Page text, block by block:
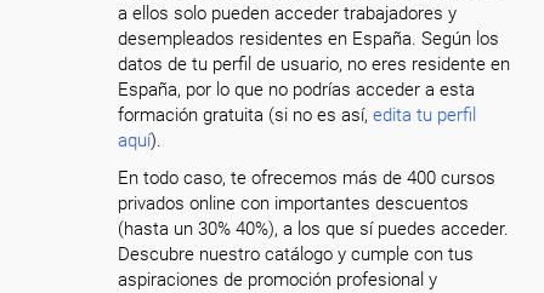
a ellos solo pueden acceder trabajadores y
desempleados residentes en España. Según los
datos de tu perfil de usuario, no eres residente en
España, por lo que no podrías acceder a esta
formación gratuita (si no es así,edita tu perfil
aquí).
En todo caso, te ofrecemos más de 400 cursos
privados online con importantes descuentos
(hasta un 30% 40%), a los que sí puedes acceder.
Descubre nuestro catálogo y cumple con tus
aspiraciones de promoción profesional y